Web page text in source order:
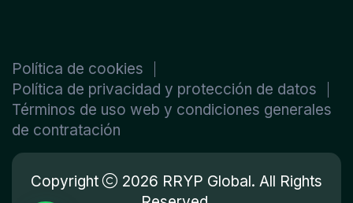
Política de cookies
Política de privacidad y protección de datos
Términos de uso web y condiciones generales
de contratación
Copyright
2026 RRYP Global. All Rights